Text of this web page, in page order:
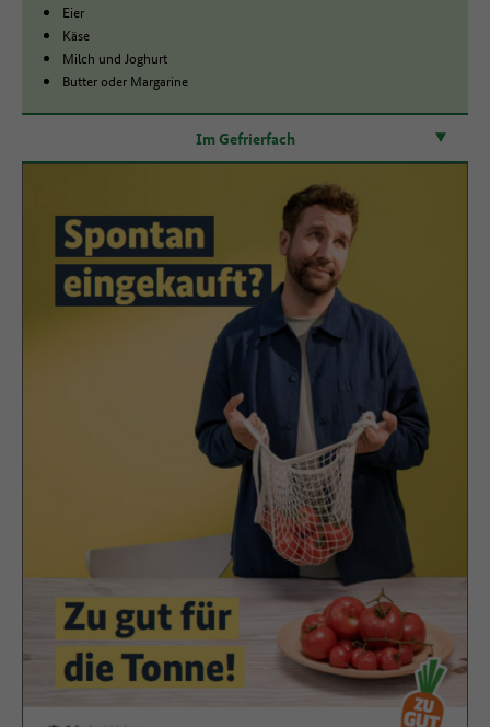
Eier
Käse
Milch und Joghurt
Butter oder Margarine
Im Gefrierfach